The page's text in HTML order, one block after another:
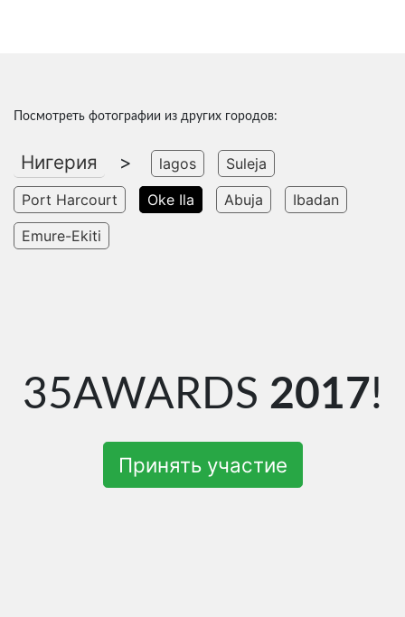
Посмотреть фотографии из других городов:
Нигерия > lagos
Suleja
Port Harcourt
Oke Ila Abuja
Ibadan
Emure-Ekiti
35AWARDS 2017!
Принять участие